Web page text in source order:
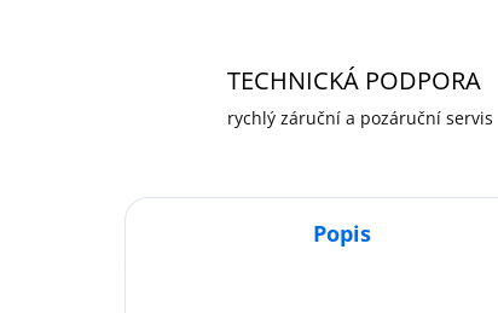
TECHNICKÁ PODPORA
rychlý záruční a pozáruční servis
Popis